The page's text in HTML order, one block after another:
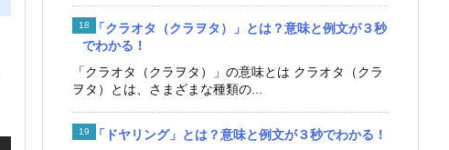
「クラオタ（クラヲタ）」とは？意味と例文が３秒
でわかる！
「クラオタ（クラヲタ）」の意味とは クラオタ（クラ
ヲタ）とは、さまざまな種類の...
「ドヤリング」とは？意味と例文が３秒でわかる！